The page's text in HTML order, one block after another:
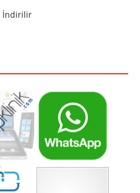
İndirilir